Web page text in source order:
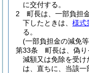
に交付する。
2
町長は、一部負担
下したときは、 様式
る。
(一部負担金の減免
第33条
町長は、偽
減額又は免除を受け
は、直ちに、当該一